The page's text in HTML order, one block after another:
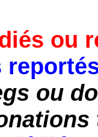
ou
ou